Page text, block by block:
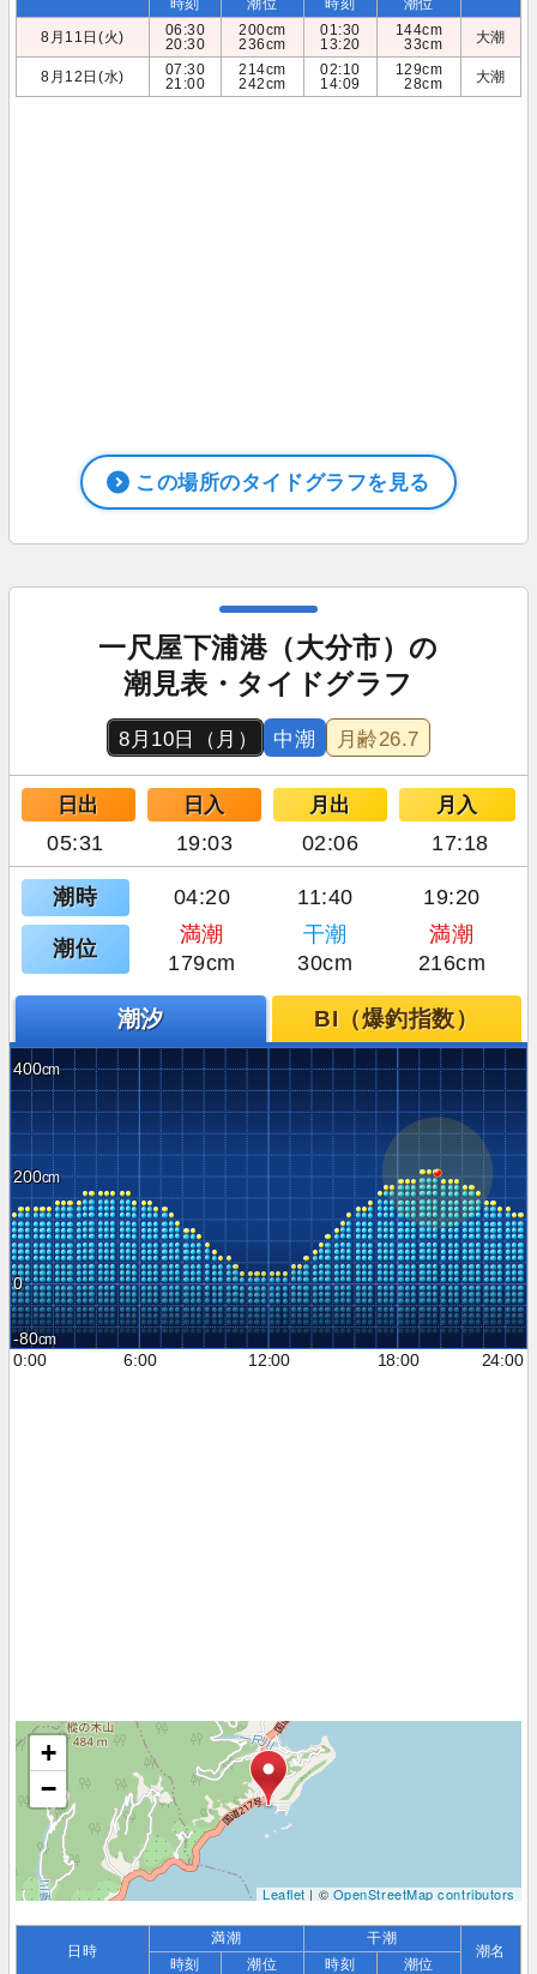
時刻 潮位 時刻
潮位
8月11日(火)
06:30
20:30
200cm
236cm
01:30
13:20
144cm
33cm
大潮
8月12日(水)
07:30
21:00
214cm
242cm
02:10
14:09
129cm
28cm
大潮
この場所のタイドグラフを見る
一尺屋下浦港（大分市）の
潮見表・タイドグラフ
8月10日（月） 中潮 月齢26.7
日出 日入 月出 月入
05:31 19:03 02:06 17:18
潮時 04:20 11:40 19:20
潮位
満潮 干潮
満潮
179cm
30cm 216cm
潮汐 BI（爆釣指数）
400
200
0
-80
0:00
6:00 12:00 18:00 24:00
+
−
Leaflet| ©OpenStreetMap contributors
日時
満潮 干潮
潮名
時刻 潮位 時刻
潮位